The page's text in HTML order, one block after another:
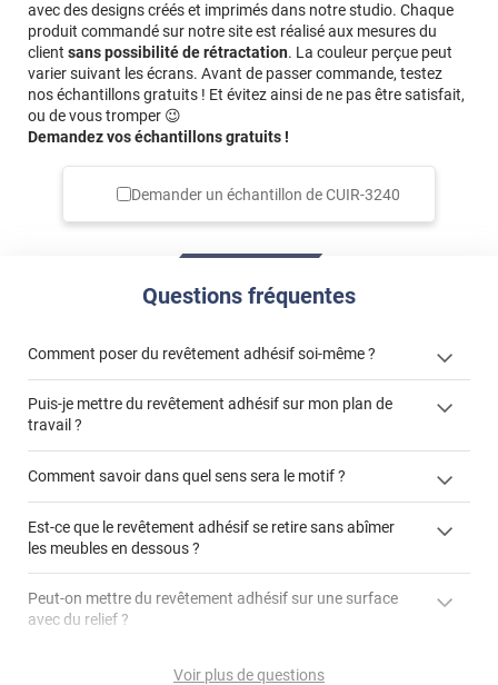
avec des designs créés et imprimés dans notre studio. Chaque
produit commandé sur notre site est réalisé aux mesures du
client sans possibilité de rétractation. La couleur perçue peut
varier suivant les écrans. Avant de passer commande, testez
nos échantillons gratuits ! Et évitez ainsi de ne pas être satisfait,
ou de vous tromper 😉
Demandez vos échantillons gratuits !
Demander un échantillon deCUIR-3240
Questions fréquentes
Comment poser du revêtement adhésif soi-même ?
« Comment poser un revêtement adhésif ? »
Puis-je mettre du revêtement adhésif sur mon plan de
travail ?
"Peut-on installer du
Comment savoir dans quel sens sera le motif ?
Est-ce que le revêtement adhésif se retire sans abîmer
les meubles en dessous ?
Peut-on mettre du revêtement adhésif sur une surface
avec du relief ?
Peut-on mettre du revêtement adhésif sur du carrelage
Voir plus de questions